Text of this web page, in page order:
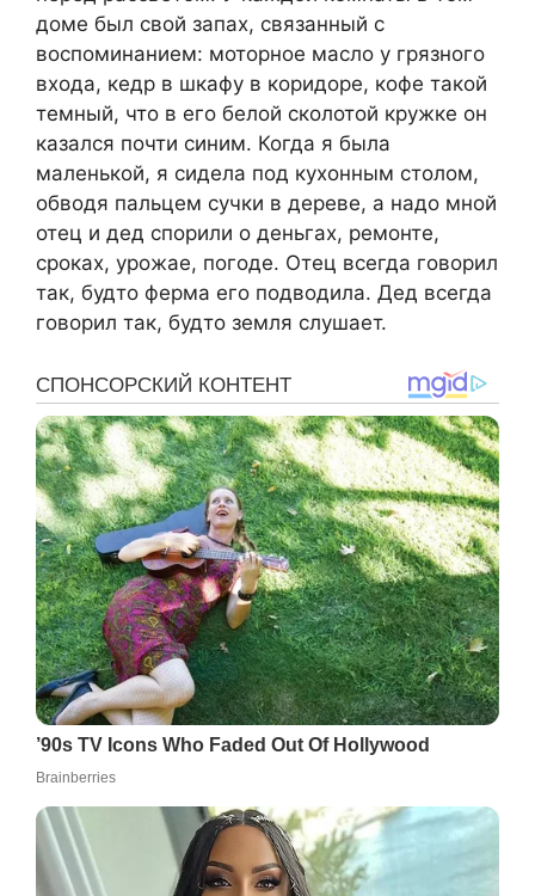
доме был свой запах, связанный с
воспоминанием: моторное масло у грязного
входа, кедр в шкафу в коридоре, кофе такой
темный, что в его белой сколотой кружке он
казался почти синим. Когда я была
маленькой, я сидела под кухонным столом,
обводя пальцем сучки в дереве, а надо мной
отец и дед спорили о деньгах, ремонте,
сроках, урожае, погоде. Отец всегда говорил
так, будто ферма его подводила. Дед всегда
говорил так, будто земля слушает.